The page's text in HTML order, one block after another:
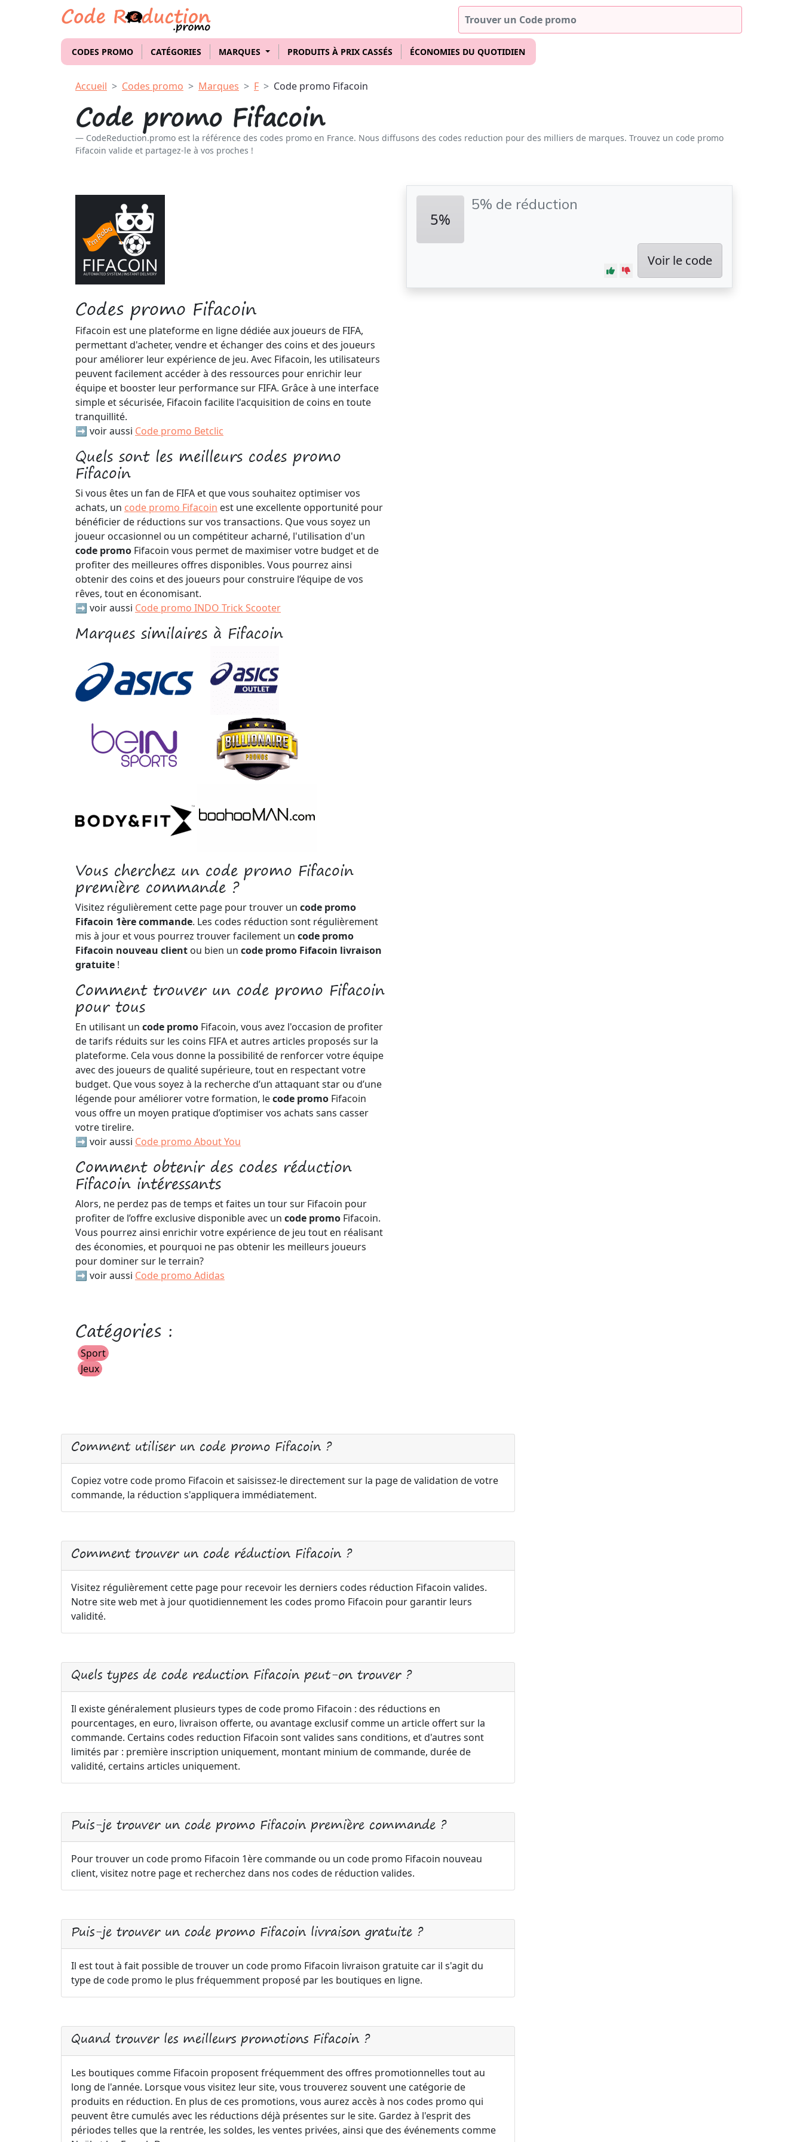
CODES PROMO CATÉGORIES MARQUES PRODUITS À PRIX CASSÉS ÉCONOMIES DU QUOTIDIEN
Accueil Codes promo Marques F Code promo Fifacoin
Code promo Fifacoin
CodeReduction.promo est la référence des codes promo en France. Nous diffusons des codes reduction pour des milliers de marques. Trouvez un code promo
Fifacoin valide et partagez-le à vos proches !
Codes promo Fifacoin
Fifacoin est une plateforme en ligne dédiée aux joueurs de FIFA,
permettant d'acheter, vendre et échanger des coins et des joueurs
pour améliorer leur expérience de jeu. Avec Fifacoin, les utilisateurs
peuvent facilement accéder à des ressources pour enrichir leur
équipe et booster leur performance sur FIFA. Grâce à une interface
simple et sécurisée, Fifacoin facilite l'acquisition de coins en toute
tranquillité.
➡️ voir aussi Code promo Betclic
Quels sont les meilleurs codes promo
Fifacoin
Si vous êtes un fan de FIFA et que vous souhaitez optimiser vos
achats, un code promo Fifacoin est une excellente opportunité pour
bénéficier de réductions sur vos transactions. Que vous soyez un
joueur occasionnel ou un compétiteur acharné, l'utilisation d'un
code promo Fifacoin vous permet de maximiser votre budget et de
profiter des meilleures offres disponibles. Vous pourrez ainsi
obtenir des coins et des joueurs pour construire l’équipe de vos
rêves, tout en économisant.
➡️ voir aussi Code promo INDO Trick Scooter
Marques similaires à Fifacoin
Vous cherchez un code promo Fifacoin
première commande ?
Visitez régulièrement cette page pour trouver un code promo
Fifacoin 1ère commande. Les codes réduction sont régulièrement
mis à jour et vous pourrez trouver facilement un code promo
Fifacoin nouveau client ou bien un code promo Fifacoin livraison
gratuite !
Comment trouver un code promo Fifacoin
pour tous
En utilisant un code promo Fifacoin, vous avez l'occasion de profiter
de tarifs réduits sur les coins FIFA et autres articles proposés sur la
plateforme. Cela vous donne la possibilité de renforcer votre équipe
avec des joueurs de qualité supérieure, tout en respectant votre
budget. Que vous soyez à la recherche d’un attaquant star ou d’une
légende pour améliorer votre formation, lecode promo Fifacoin
vous offre un moyen pratique d’optimiser vos achats sans casser
votre tirelire.
➡️ voir aussi Code promo About You
Comment obtenir des codes réduction
Fifacoin intéressants
Alors, ne perdez pas de temps et faites un tour sur Fifacoin pour
profiter de l’offre exclusive disponible avec un code promo Fifacoin.
Vous pourrez ainsi enrichir votre expérience de jeu tout en réalisant
des économies, et pourquoi ne pas obtenir les meilleurs joueurs
pour dominer sur le terrain?
➡️ voir aussi Code promo Adidas
Catégories :
Sport
Jeux
5%
5% de réduction
Voir le code
Comment utiliser un code promo Fifacoin ?
Copiez votre code promo Fifacoin et saisissez-le directement sur la page de validation de votre
commande, la réduction s'appliquera immédiatement.
Comment trouver un code réduction Fifacoin ?
Visitez régulièrement cette page pour recevoir les derniers codes réduction Fifacoin valides.
Notre site web met à jour quotidiennement les codes promo Fifacoin pour garantir leurs
validité.
Quels types de code reduction Fifacoin peut-on trouver ?
Il existe généralement plusieurs types de code promo Fifacoin : des réductions en
pourcentages, en euro, livraison offerte, ou avantage exclusif comme un article offert sur la
commande. Certains codes reduction Fifacoin sont valides sans conditions, et d'autres sont
limités par : première inscription uniquement, montant minium de commande, durée de
validité, certains articles uniquement.
Puis-je trouver un code promo Fifacoin première commande ?
Pour trouver un code promo Fifacoin 1ère commande ou un code promo Fifacoin nouveau
client, visitez notre page et recherchez dans nos codes de réduction valides.
Puis-je trouver un code promo Fifacoin livraison gratuite ?
Il est tout à fait possible de trouver un code promo Fifacoin livraison gratuite car il s'agit du
type de code promo le plus fréquemment proposé par les boutiques en ligne.
Quand trouver les meilleurs promotions Fifacoin ?
Les boutiques comme Fifacoin proposent fréquemment des offres promotionnelles tout au
long de l'année. Lorsque vous visitez leur site, vous trouverez souvent une catégorie de
produits en réduction. En plus de ces promotions, vous aurez accès à nos codes promo qui
peuvent être cumulés avec les réductions déjà présentes sur le site. Gardez à l'esprit des
périodes telles que la rentrée, les soldes, les ventes privées, ainsi que des événements comme